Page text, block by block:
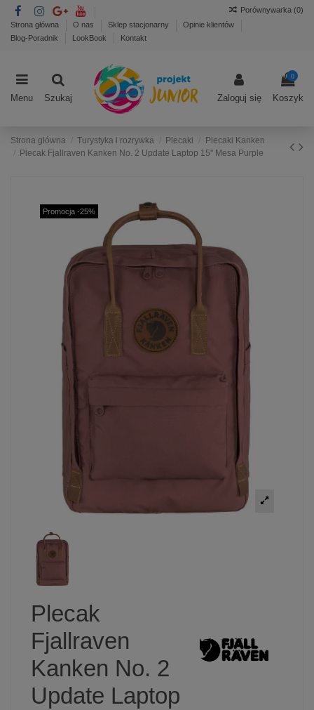
Strona główna O nas Sklep stacjonarny
Opinie klientów
Blog-Poradnik
LookBook Kontakt
Porównywarka (0)
Menu Szukaj Zaloguj się
0
Koszyk
Strona główna Turystyka i rozrywka Plecaki
Plecaki Kanken
Plecak Fjallraven Kanken No. 2 Update Laptop 15" Mesa Purple
Promocja -25%
Plecak
Fjallraven
Kanken No. 2
Update Laptop